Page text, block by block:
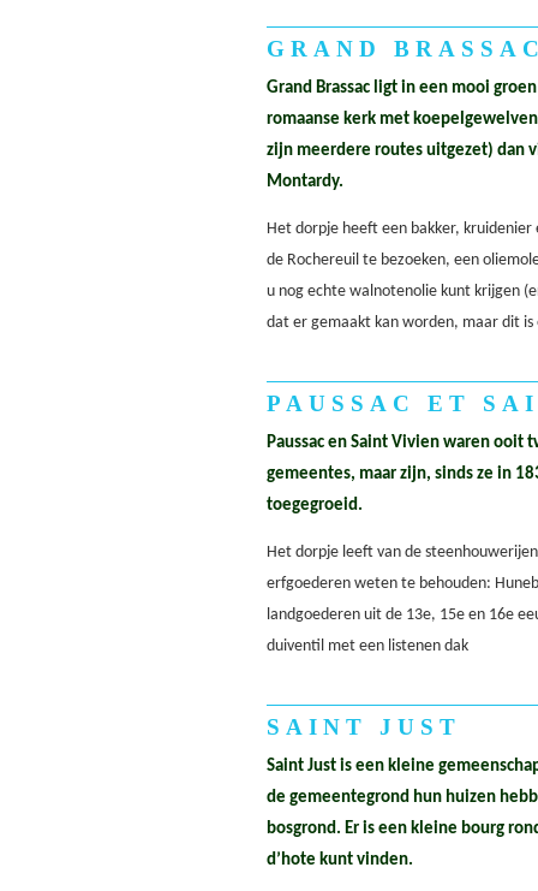
GRAND
Grand Brassac ligt in een mooi
romaanse kerk met
zijn meerdere routes uitgezet) dan
Montardy.
Het dorpje heeft een bakker,
de Rochereuil te bezoeken, een
u nog echte walnotenolie kunt krijgen
dat er gemaakt kan worden, maar dit
PAUSSAC ET
Paussac en Saint Vivien waren
gemeentes, maar zijn, sinds ze in
toegegroeid.
Het dorpje leeft van de
erfgoederen weten te behouden:
landgoederen uit de 13e, 15e en 16e
duiventil met een listenen dak
SAINT JUST
Saint Just is een kleine
de gemeentegrond hun huizen
bosgrond. Er is een kleine bourg
d’hote kunt vinden.